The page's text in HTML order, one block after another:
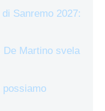
Sanremo 2027:
De Martino svela
possiamo